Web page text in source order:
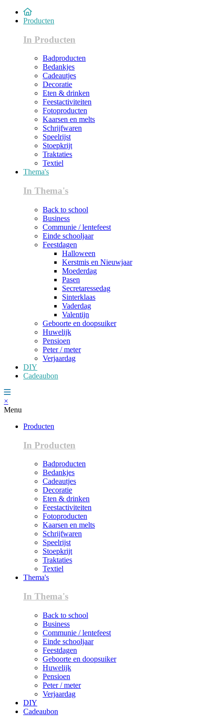
Producten
In Producten
Badproducten
Bedankjes
Cadeautjes
Decoratie
Eten & drinken
Feestactiviteiten
Fotoproducten
Kaarsen en melts
Schrijfwaren
Speelrijst
Stoepkrijt
Traktaties
Textiel
Thema's
In Thema's
Back to school
Business
Communie / lentefeest
Einde schooljaar
Feestdagen
Halloween
Kerstmis en Nieuwjaar
Moederdag
Pasen
Secretaressedag
Sinterklaas
Vaderdag
Valentijn
Geboorte en doopsuiker
Huwelijk
Pensioen
Peter / meter
Verjaardag
DIY
Cadeaubon
×
Menu
Producten
In Producten
Badproducten
Bedankjes
Cadeautjes
Decoratie
Eten & drinken
Feestactiviteiten
Fotoproducten
Kaarsen en melts
Schrijfwaren
Speelrijst
Stoepkrijt
Traktaties
Textiel
Thema's
In Thema's
Back to school
Business
Communie / lentefeest
Einde schooljaar
Feestdagen
Geboorte en doopsuiker
Huwelijk
Pensioen
Peter / meter
Verjaardag
DIY
Cadeaubon